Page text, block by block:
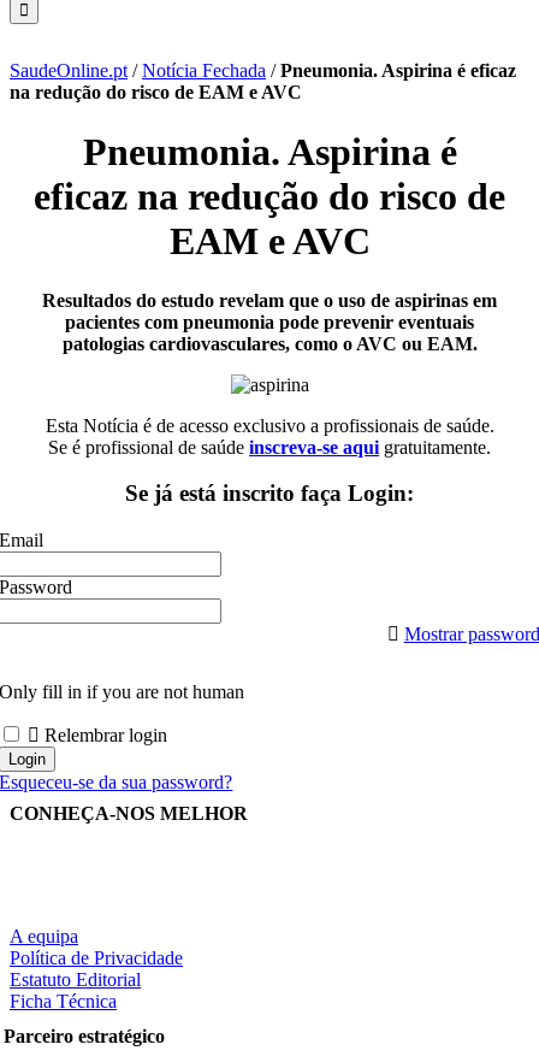
SaudeOnline.pt /Notícia Fechada /Pneumonia. Aspirina é eficaz
na redução do risco de EAM e AVC
Pneumonia. Aspirina é
eficaz na redução do risco de
EAM e AVC
Resultados do estudo revelam que o uso de aspirinas em
pacientes com pneumonia pode prevenir eventuais
patologias cardiovasculares, como o AVC ou EAM.
Esta Notícia é de acesso exclusivo a profissionais de saúde.
Se é profissional de saúde inscreva-se aqui gratuitamente.
Se já está inscrito faça Login:
Email
Password
Mostrar password
Only fill in if you are not human
Relembrar login
Esqueceu-se da sua password?
CONHEÇA-NOS MELHOR
A equipa
Política de Privacidade
Estatuto Editorial
Ficha Técnica
Parceiro estratégico